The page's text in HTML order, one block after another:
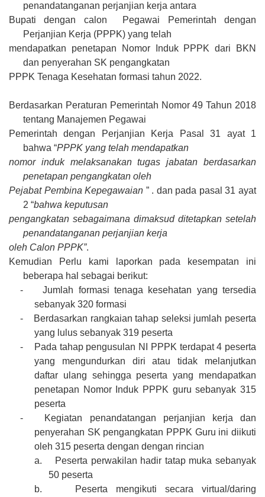
penandatanganan perjanjian kerja antara
Bupati dengan calon Pegawai Pemerintah dengan
Perjanjian Kerja (PPPK) yang telah
mendapatkan penetapan Nomor Induk PPPK dari BKN
dan penyerahan SK pengangkatan
PPPK Tenaga Kesehatan formasi tahun 2022.
Berdasarkan Peraturan Pemerintah Nomor49 Tahun 2018
tentang Manajemen Pegawai
Pemerintah dengan Perjanjian Kerja Pasal31 ayat 1
bahwa “PPPK yang telah mendapatkan
nomor induk melaksanakan tugas jabatan berdasarkan
penetapan pengangkatan oleh
Pejabat Pembina Kepegawaian ” . dan pada pasal 31 ayat
2 “bahwa keputusan
pengangkatan sebagaimana dimaksud ditetapkan setelah
penandatanganan perjanjian kerja
oleh Calon PPPK”.
Kemudian Perlu kami laporkan pada kesempatan ini
beberapa hal sebagai berikut:
-
Jumlah formasi tenaga kesehatan yang tersedia
sebanyak 320 formasi
-
Berdasarkan rangkaian tahap seleksi jumlah peserta
yang lulus sebanyak 319 peserta
-
Pada tahap pengusulan NI PPPK terdapat 4 peserta
yang mengundurkan diri atau tidak melanjutkan
daftar ulang sehingga peserta yang mendapatkan
penetapan Nomor Induk PPPK guru sebanyak 315
peserta
-
Kegiatan penandatangan perjanjian kerja dan
penyerahan SK pengangkatan PPPK Guru ini diikuti
oleh 315 peserta dengan dengan rincian
a.
Peserta perwakilan hadir tatap muka sebanyak
50 peserta
b.
Peserta mengikuti secara virtual/daring